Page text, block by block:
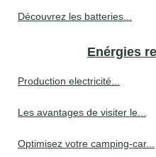
Découvrez les batteries...
Enérgies
Production electricité...
Les avantages de visiter le...
Optimisez votre camping-car...